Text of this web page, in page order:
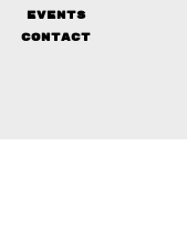
Events
Contact